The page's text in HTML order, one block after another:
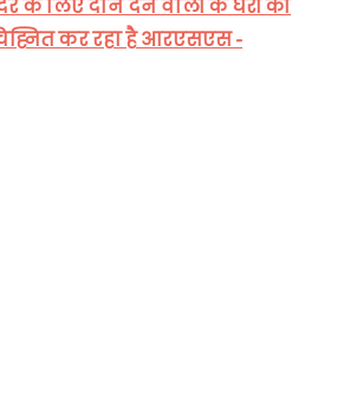
के लिए दान देने वालों के घरों को
कर रहा है आरएसएस -